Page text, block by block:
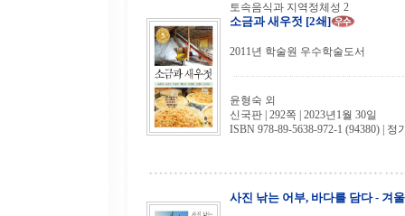
토속음식과 지역정체성 2
소금과 새우젓 [2쇄]
2011년 학술원 우수학술도서
윤형숙 외
신국판 | 292쪽 | 2023년1월 30일
ISBN 978-89-5638-972-1 (94380) | 정
사진 낚는 어부, 바다를 담다 - 겨